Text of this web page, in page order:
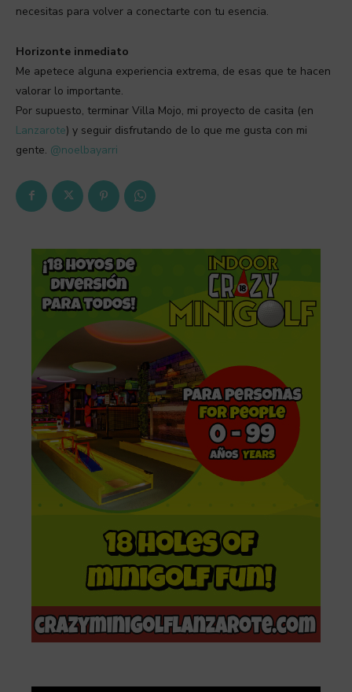
necesitas para volver a conectarte con tu esencia.
Horizonte inmediato
Me apetece alguna experiencia extrema, de esas que te hacen
valorar lo importante.
Por supuesto, terminar Villa Mojo, mi proyecto de casita (en
Lanzarote) y seguir disfrutando de lo que me gusta con mi
gente. @noelbayarri